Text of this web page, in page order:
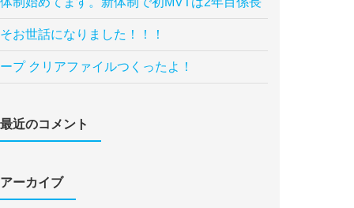
そお世話になりました！！！
プ クリアファイルつくったよ！
最近のコメント
アーカイブ